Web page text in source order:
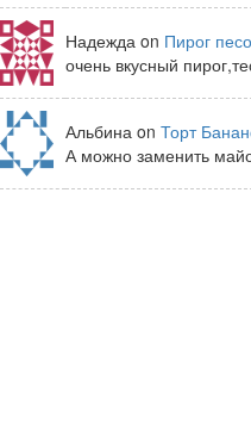
Надежда on Пирог
очень вкусный
Альбина on Торт
А можно заменить